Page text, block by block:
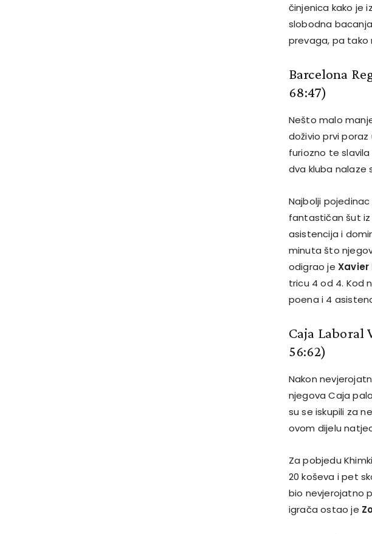
činjenica kako je
slobodna
prevaga, pa tako
Barcelona
68:47)
Nešto malo
doživio prvi
furiozno te
dva kluba nalaze
Najbolji
fantastičan šut iz
asistencija i
minuta što
odigrao je
tricu 4 od 4. Kod
poena i 4
Caja Laboral
56:62)
Nakon
njegova Caja
su se iskupili za
ovom dijelu
Za pobjedu
20 koševa i pet
bio nevjerojatno
igrača ostao je